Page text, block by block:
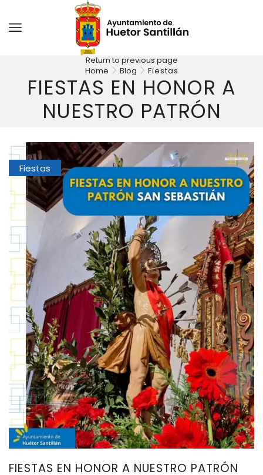
Return to previous page
Home
Blog Fiestas
FIESTAS EN HONOR A
NUESTRO PATRÓN
Fiestas
FIESTAS EN HONOR A NUESTRO PATRÓN